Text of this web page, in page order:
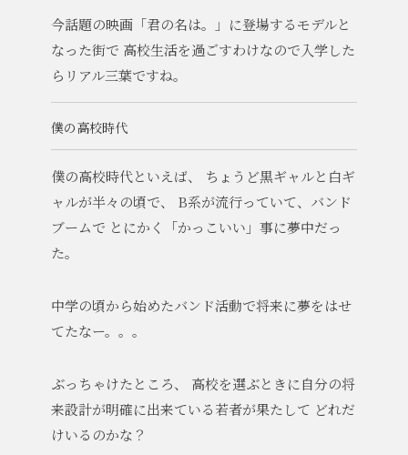
今話題の映画「君の名は。」に登場するモデルと
なった街で 高校生活を過ごすわけなので入学した
らリアル三葉ですね。
僕の高校時代
僕の高校時代といえば、
ちょうど黒ギャルと白ギ
ャルが半々の頃で、
B系が流行っていて、バンド
ブームで とにかく「かっこいい」事に夢中だっ
た。
中学の頃から始めたバンド活動で将来に夢をはせ
てたなー。。。
ぶっちゃけたところ、
高校を選ぶときに自分の将
来設計が明確に出来ている若者が果たして どれだ
けいるのかな？